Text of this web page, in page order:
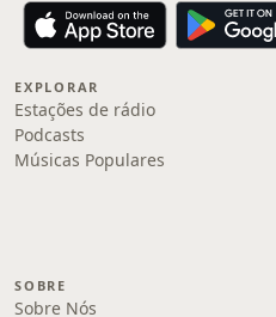
EXPLORAR
Estações de rádio
Podcasts
Músicas Populares
SOBRE
Sobre Nós